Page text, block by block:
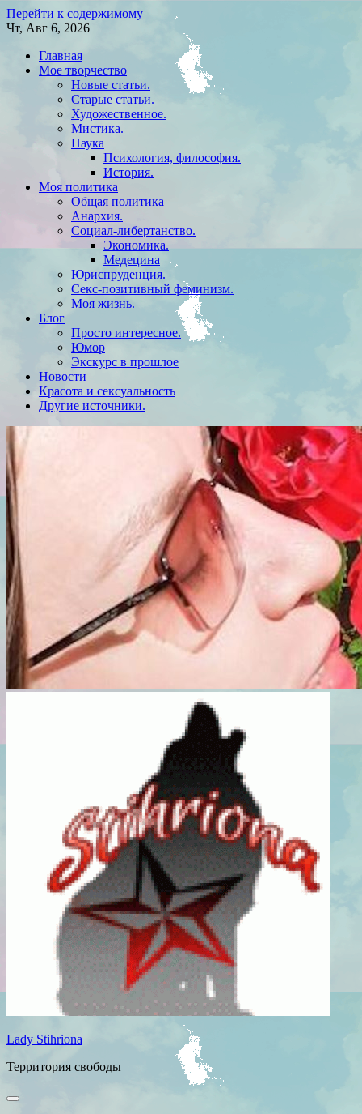
Перейти к содержимому
Чт, Авг 6, 2026
Главная
Мое творчество
Новые статьи.
Старые статьи.
Художественное.
Мистика.
Наука
Психология, философия.
История.
Моя политика
Общая политика
Анархия.
Социал-либертанство.
Экономика.
Медецина
Юриспруденция.
Секс-позитивный феминизм.
Моя жизнь.
Блог
Просто интересное.
Юмор
Экскурс в прошлое
Новости
Красота и сексуальность
Другие источники.
Lady Stihriona
Территория свободы